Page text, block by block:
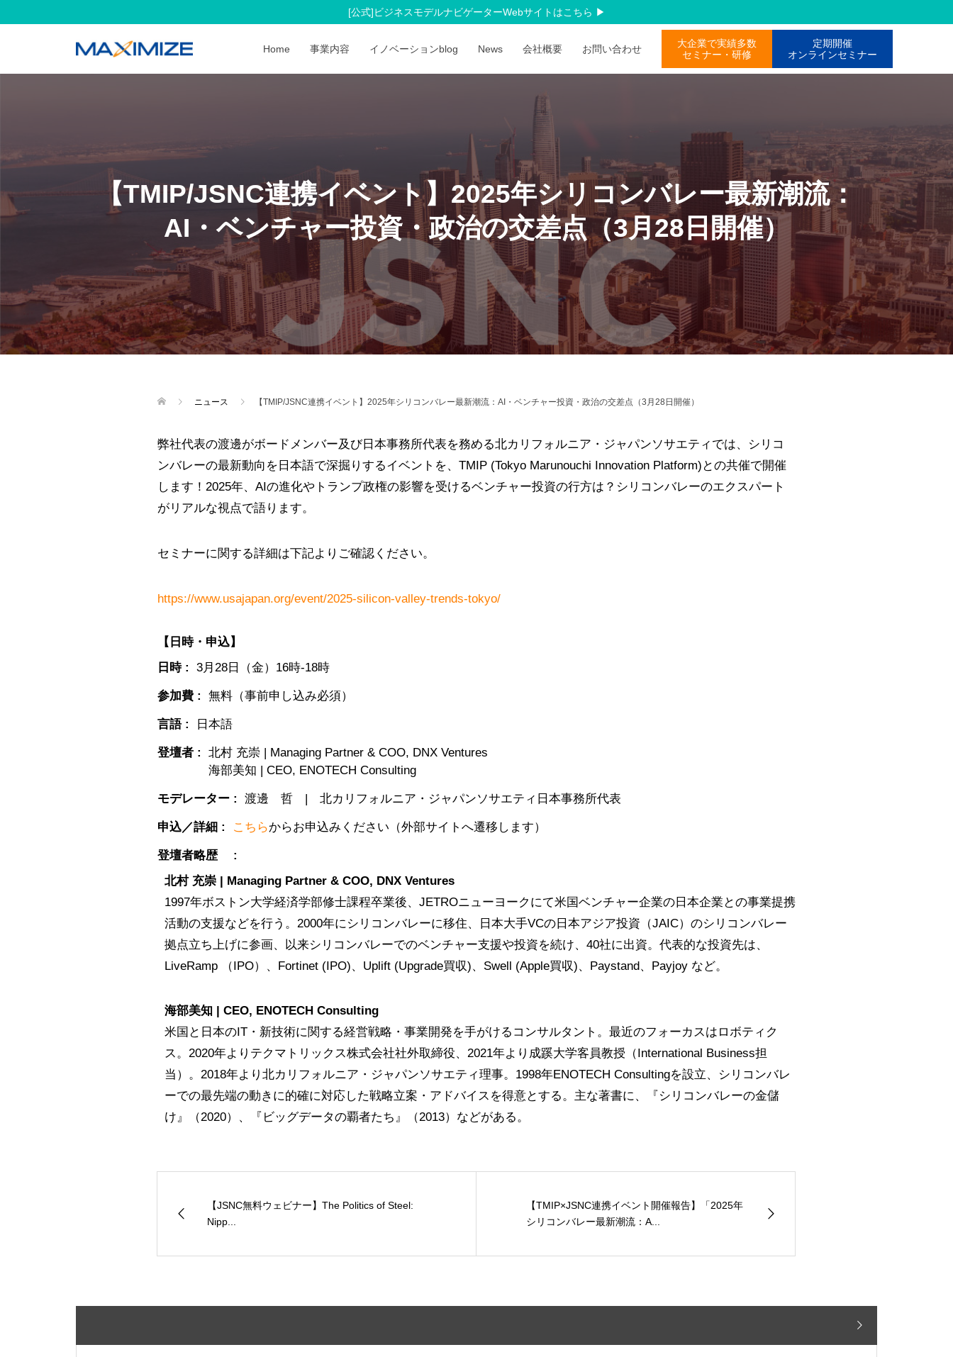
[公式]ビジネスモデルナビゲーターWebサイトはこちら
Home 事業内容 イノベーションblog News 会社概要 お問い合わせ
大企業で実績多数
セミナー・研修
定期開催
オンラインセミナー
【TMIP/JSNC連携イベント】2025年シリコンバレー最新潮流：
AI・ベンチャー投資・政治の交差点（3月28日開催）
ニュース 【TMIP/JSNC連携イベント】2025年シリコンバレー最新潮流：AI・ベンチャー投資・政治の交差点（3月28日開催）
弊社代表の渡邊がボードメンバー及び日本事務所代表を務める北カリフォルニア・ジャパンソサエティでは、シリコ
ンバレーの最新動向を日本語で深掘りするイベントを、TMIP (Tokyo Marunouchi Innovation Platform)との共催で開催
します！2025年、AIの進化やトランプ政権の影響を受けるベンチャー投資の行方は？シリコンバレーのエクスパート
がリアルな視点で語ります。
セミナーに関する詳細は下記よりご確認ください。
https://www.usajapan.org/event/2025-silicon-valley-trends-tokyo/
【日時・申込】
日時 :
3月28日（金）16時-18時
参加費 : 無料（事前申し込み必須）
言語 : 日本語
登壇者 :
北村 充崇 | Managing Partner & COO, DNX Ventures
海部美知 | CEO, ENOTECH Consulting
モデレーター : 渡邊 哲 | 北カリフォルニア・ジャパンソサエティ日本事務所代表
申込／詳細 : こちらからお申込みください（外部サイトへ遷移します）
登壇者略歴 :
北村 充崇 | Managing Partner & COO, DNX Ventures
1997年ボストン大学経済学部修士課程卒業後、JETROニューヨークにて米国ベンチャー企業の日本企業との事業提携
活動の支援などを行う。2000年にシリコンバレーに移住、日本大手VCの日本アジア投資（JAIC）のシリコンバレー
拠点立ち上げに参画、以来シリコンバレーでのベンチャー支援や投資を続け、40社に出資。代表的な投資先は、
LiveRamp （IPO）、Fortinet (IPO)、Uplift (Upgrade買収)、Swell (Apple買収)、Paystand、Payjoy など。
海部美知 | CEO, ENOTECH Consulting
米国と日本のIT・新技術に関する経営戦略・事業開発を手がけるコンサルタント。最近のフォーカスはロボティク
ス。2020年よりテクマトリックス株式会社社外取締役、2021年より成蹊大学客員教授（International Business担
当）。2018年より北カリフォルニア・ジャパンソサエティ理事。1998年ENOTECH Consultingを設立、シリコンバレ
ーでの最先端の動きに的確に対応した戦略立案・アドバイスを得意とする。主な著書に、『シリコンバレーの金儲
け』（2020）、『ビッグデータの覇者たち』（2013）などがある。
【JSNC無料ウェビナー】The Politics of Steel:
Nipp...
【TMIP×JSNC連携イベント開催報告】「2025年
シリコンバレー最新潮流：A...